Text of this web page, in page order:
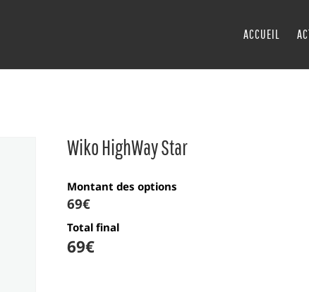
ACCUEIL
Wiko HighWay Star
Montant des options
69€
Total final
69€